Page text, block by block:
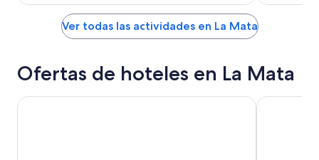
Ver todas las actividades en La Mata
Ofertas de hoteles en La Mata
Lloyds Beach Club Aparthotel Annas